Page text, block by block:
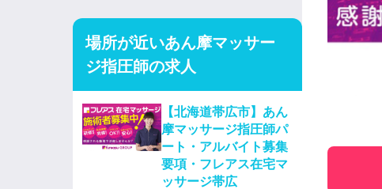
場所が近いあん摩マッサー
ジ指圧師の求人
【北海道帯広市】あん
摩マッサージ指圧師パ
ート・アルバイト募集
要項・フレアス在宅マ
ッサージ帯広